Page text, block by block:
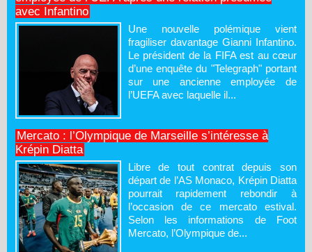
avec Infantino
Une nouvelle polémique vient
fragiliser davantage Gianni Infantino.
Le président de la FIFA est au cœur
d’une enquête du "Telegraph" portant
sur une ancienne employée de
l’UEFA avec laquelle il...
Mercato : l’Olympique de Marseille s’intéresse à
Krépin Diatta
Libre de tout contrat depuis son
départ de l’AS Monaco, Krépin Diatta
pourrait rapidement rebondir à
l’occasion de ce mercato estival.
Selon les informations de Foot
Mercato, l’Olympique de...